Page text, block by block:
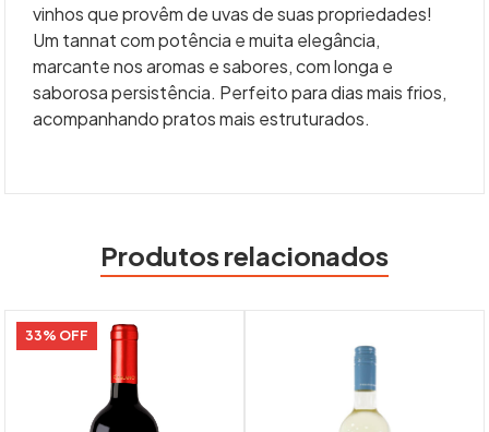
vinhos que provêm de uvas de suas propriedades!
Um tannat com potência e muita elegância,
marcante nos aromas e sabores, com longa e
saborosa persistência. Perfeito para dias mais frios,
acompanhando pratos mais estruturados.
Produtos relacionados
33% OFF